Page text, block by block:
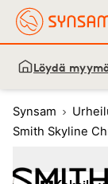
Löydä
Synsam
Smith Skyline